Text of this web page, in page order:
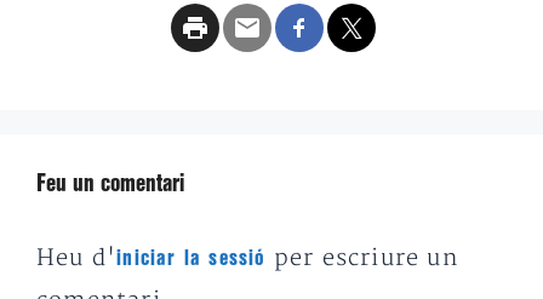
Feu un comentari
Heu d'iniciar la sessió
per escriure un